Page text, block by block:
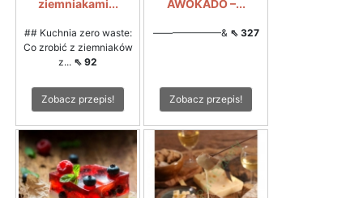
ziemniakami...
## Kuchnia zero waste:
Co zrobić z ziemniaków
z... ⇖ 92
Zobacz przepis!
AWOKADO –...
———————& ⇖ 327
Zobacz przepis!